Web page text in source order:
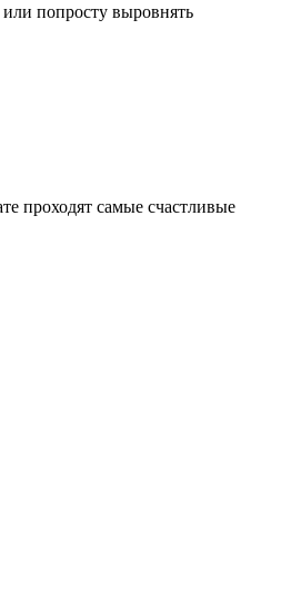
попросту выровнять
проходят самые счастливые